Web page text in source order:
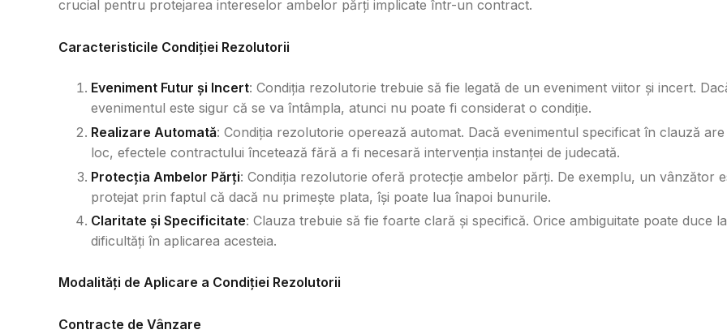
crucial pentru protejarea intereselor ambelor părți implicate într-un contract.
Caracteristicile Condiției Rezolutorii
Eveniment Futur și Incert: Condiția rezolutorie trebuie să fie legată de un eveniment viitor și incert.
evenimentul este sigur că se va întâmpla, atunci nu poate fi considerat o condiție.
Realizare Automată: Condiția rezolutorie operează automat. Dacă evenimentul specificat în clauză are
loc, efectele contractului încetează fără a fi necesară intervenția instanței de judecată.
Protecția Ambelor Părți: Condiția rezolutorie oferă protecție ambelor părți. De exemplu, un vânzător
protejat prin faptul că dacă nu primește plata, își poate lua înapoi bunurile.
Claritate și Specificitate: Clauza trebuie să fie foarte clară și specifică. Orice ambiguitate poate duce la
dificultăți în aplicarea acesteia.
Modalități de Aplicare a Condiției Rezolutorii
Contracte de Vânzare